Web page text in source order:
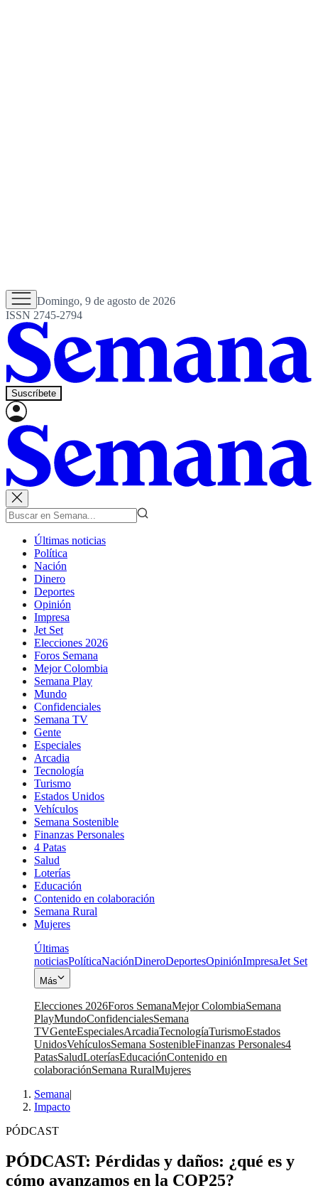
Domingo, 9 de agosto de 2026
ISSN 2745-2794
Suscríbete
Últimas noticias
Política
Nación
Dinero
Deportes
Opinión
Impresa
Jet Set
Elecciones 2026
Foros Semana
Mejor Colombia
Semana Play
Mundo
Confidenciales
Semana TV
Gente
Especiales
Arcadia
Tecnología
Turismo
Estados Unidos
Vehículos
Semana Sostenible
Finanzas Personales
4 Patas
Salud
Loterías
Educación
Contenido en colaboración
Semana Rural
Mujeres
Últimas
noticiasPolíticaNaciónDineroDeportesOpiniónImpresaJet Set
Más
Elecciones 2026Foros SemanaMejor ColombiaSemana
PlayMundoConfidencialesSemana
TVGenteEspecialesArcadiaTecnologíaTurismoEstados
UnidosVehículosSemana SostenibleFinanzas Personales4
PatasSaludLoteríasEducaciónContenido en
colaboraciónSemana RuralMujeres
Semana|
Impacto
PÓDCAST
PÓDCAST: Pérdidas y daños: ¿qué es y
cómo avanzamos en la COP25?